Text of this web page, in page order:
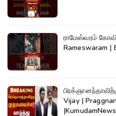
ராமேஸ்வரம்
Rameswaram |
Vijay |
|KumudamNews